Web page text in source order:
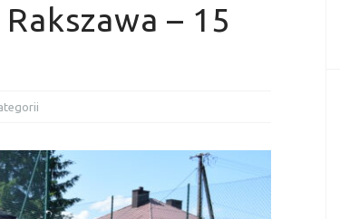
– 15